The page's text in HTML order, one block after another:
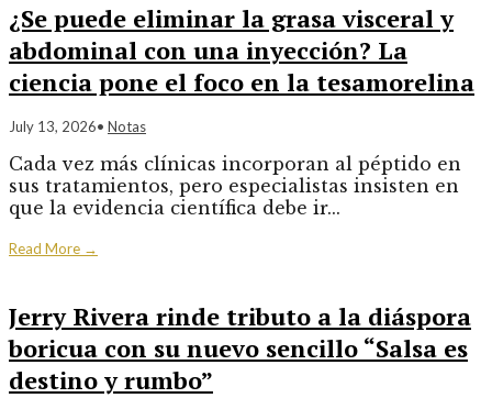
¿Se puede eliminar la grasa visceral y
abdominal con una inyección? La
ciencia pone el foco en la tesamorelina
July 13, 2026• Notas
Cada vez más clínicas incorporan al péptido en
sus tratamientos, pero especialistas insisten en
que la evidencia científica debe ir...
Read More →
Jerry Rivera rinde tributo a la diáspora
boricua con su nuevo sencillo “Salsa es
destino y rumbo”